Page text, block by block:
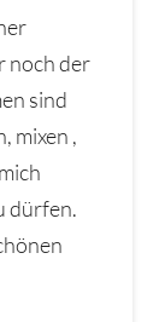
noch der
sind
mixen ,
dürfen.